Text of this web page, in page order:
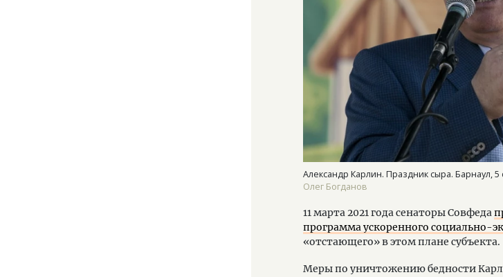
Александр Карлин. Праздник сыра. Барнаул, 5
Олег Богданов
11 марта 2021 года сенаторы Совфеда
программа ускоренного социально-
«отстающего» в этом плане субъекта.
Меры по уничтожению бедности